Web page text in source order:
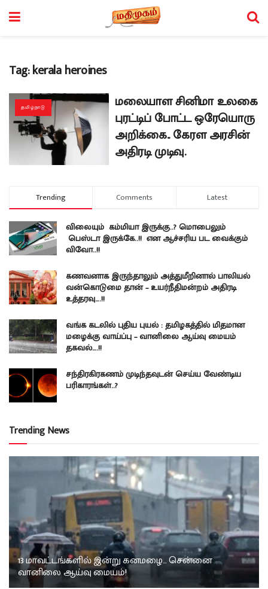
Tag:kerala heroines
தமிழ்நாடு
மலையாள சினிமா உலகை
புரட்டிப் போட்ட ஒரேயொரு
அறிக்கை.. கேரள அரசின்
அதிரடி முடிவு.
Trending Comments Latest
விலையும் கம்மியா இருக்கு..? மொபைலும்
பெஸ்டா இருக்கே..!! என ஆச்சரிய பட வைக்கும்
விவோ..!!
கணவனாக இருந்தாலும் அத்துமீறினால் பாலியல்
வன்கொடுமை தான் – உயர்நீதிமன்றம் அதிரடி
உத்தரவு….!!
வங்க கடலில் புதிய புயல் : தமிழகத்தில் மிதமான
மழைக்கு வாய்ப்பு – வானிலை ஆய்வு மையம்
தகவல்….!!
சந்திரகிரகணம் முடிந்தவுடன் செய்ய வேண்டிய
பரிகாரங்கள்..?
Trending News
13 மாவட்டங்களில் இன்று கனமழை… சென்னை
வானிலை ஆய்வு மையம்!